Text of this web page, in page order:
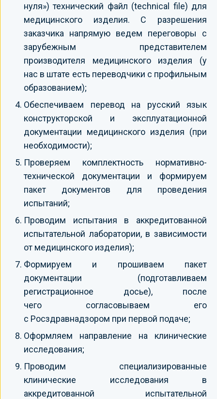
нуля») технический файл (technical file) для
медицинского изделия. С разрешения
заказчика напрямую ведем переговоры с
зарубежным представителем
производителя медицинского изделия (у
нас в штате есть переводчики с профильным
образованием);
Обеспечиваем перевод на русский язык
конструкторской и эксплуатационной
документации медицинского изделия (при
необходимости);
Проверяем комплектность нормативно-
технической документации и формируем
пакет документов для проведения
испытаний;
Проводим испытания в аккредитованной
испытательной лаборатории, в зависимости
от медицинского изделия);
Формируем и прошиваем пакет
документации (подготавливаем
регистрационное досье), после
чего согласовываем его
с Росздравнадзором при первой подаче;
Оформляем направление на клинические
исследования;
Проводим специализированные
клинические исследования в
аккредитованной испытательной